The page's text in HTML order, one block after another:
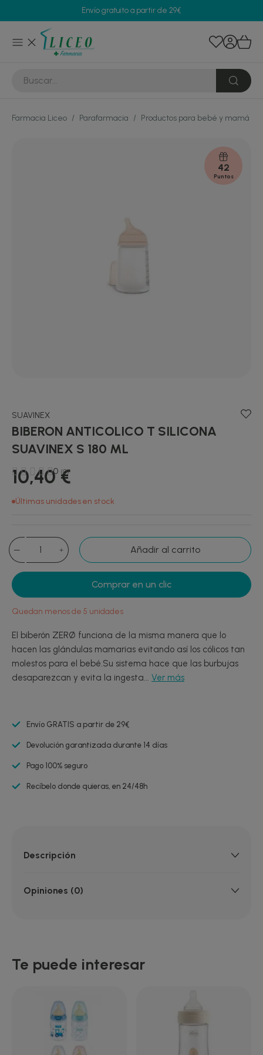
Envío gratuito a partir de 29€
Farmacia Liceo / Parafarmacia / Productos para bebé y mamá
42
Puntos
SUAVINEX
BIBERON ANTICOLICO T SILICONA
SUAVINEX S 180 ML
10,40 €
0 (0)
Últimas unidades en stock
Añadir al carrito
Comprar en un clic
Quedan menos de 5 unidades
El biberón ZERØ funciona de la misma manera que lo
hacen las glándulas mamarias evitando así los cólicos tan
molestos para el bebé.Su sistema hace que las burbujas
desaparezcan y evita la ingesta... Ver más
Envío GRATIS a partir de 29€
Devolución garantizada durante 14 días
Pago 100% seguro
Recíbelo donde quieras, en 24/48h
Descripción
Opiniones (0)
Te puede interesar